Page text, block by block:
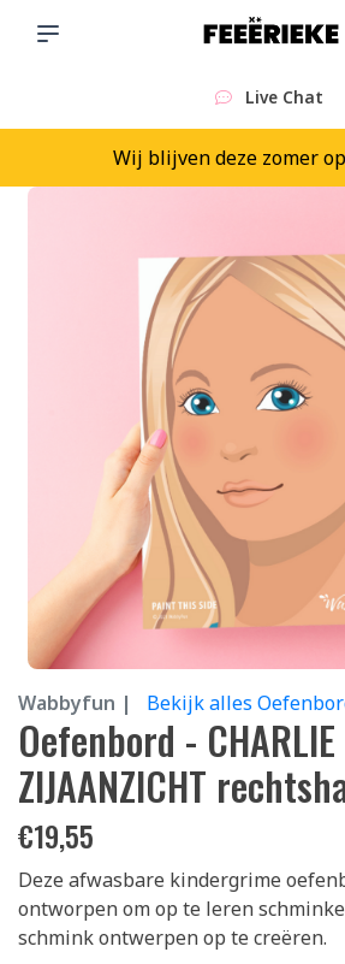
Live Chat
Wij blijven deze zomer
Wabbyfun | Bekijk alles
Oefenbord - CHARLIE
ZIJAANZICHT
€19,55
Deze afwasbare kindergrime
ontworpen om op te leren
schmink ontwerpen op te creëren.